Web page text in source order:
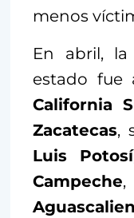
menos
En abril,
estado fue
California
Zacatecas,
Luis Potosí
Campeche,